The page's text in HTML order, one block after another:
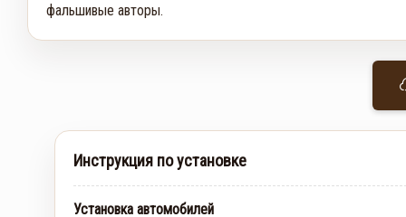
фальшивые авторы.
Инструкция по установке
Установка автомобилей